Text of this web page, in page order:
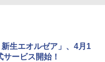
生エオルゼア」、4月1
ービス開始！